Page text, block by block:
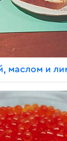
маслом и